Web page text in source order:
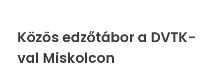
Közös edzőtábor a DVTK-
val Miskolcon